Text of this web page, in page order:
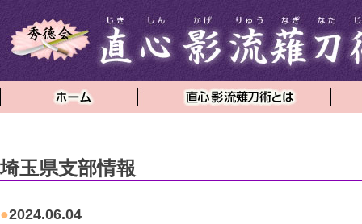
埼玉県支部情報
●2024.06.04